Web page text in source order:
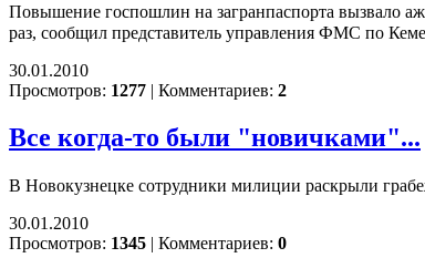
Повышение госпошлин на загранпаспорта вызвало
раз, сообщил представитель управления ФМС по
30.01.2010
Просмотров: 1277 | Комментариев: 2
Все когда-то были "новичками"...
В Новокузнецке сотрудники милиции раскрыли
30.01.2010
Просмотров: 1345 | Комментариев: 0